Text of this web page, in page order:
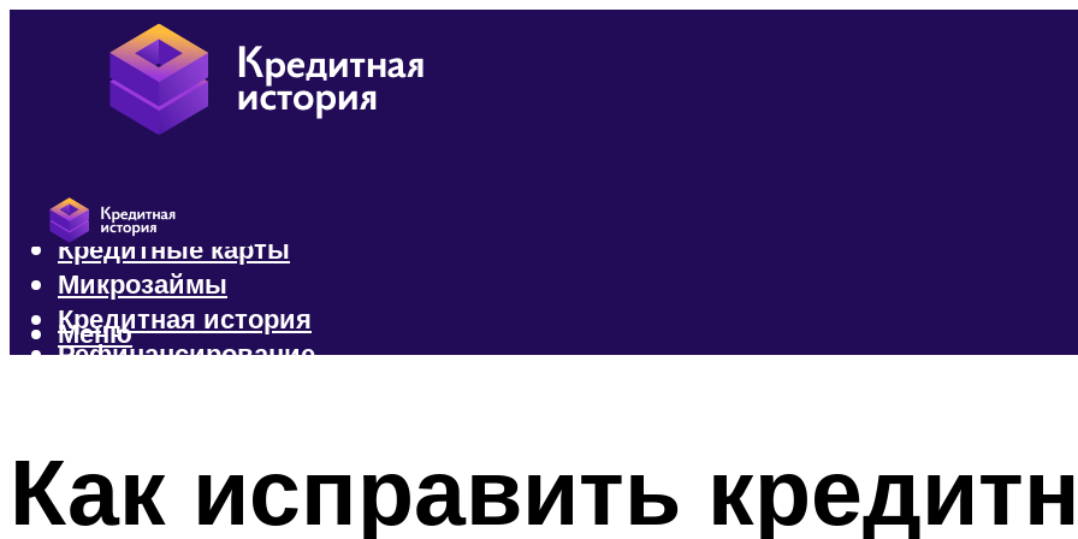
Кредиты
Кредитные карты
Микрозаймы
Кредитная история
Рефинансирование
Меню
Как исправить